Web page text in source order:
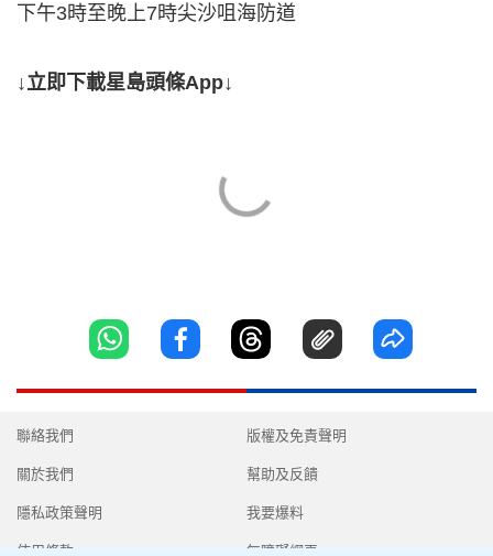
下午3時至晚上7時尖沙咀海防道
↓立即下載星島頭條App↓
聯絡我們
關於我們
隱私政策聲明
使用條款
版權及免責聲明
幫助及反饋
我要爆料
無障礙網頁